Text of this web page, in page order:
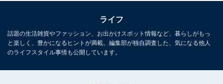
ライフ
話題の生活雑貨やファッション、お出かけスポット情報など、暮らしがもっ
と楽しく、豊かになるヒントが満載。編集部が独自調査した、気になる他人
のライフスタイル事情も公開しています。